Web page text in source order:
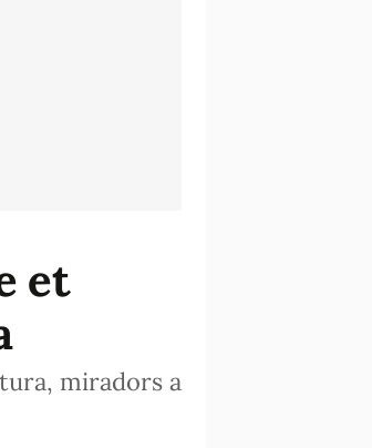
et
miradors a